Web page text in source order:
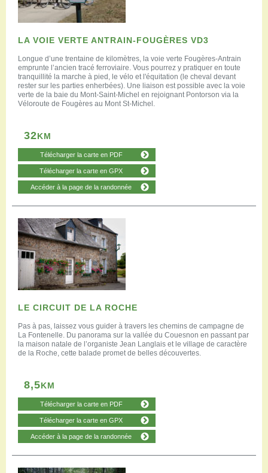
LA VOIE VERTE ANTRAIN-FOUGÈRES VD3
Longue d’une trentaine de kilomètres, la voie verte Fougères-Antrain
emprunte l’ancien tracé ferroviaire. Vous pourrez y pratiquer en toute
tranquillité la marche à pied, le vélo et l'équitation (le cheval devant
rester sur les parties enherbées). Une liaison est possible avec la voie
verte de la baie du Mont-Saint-Michel en rejoignant Pontorson via la
Véloroute de Fougères au Mont St-Michel.
32KM
Télécharger la carte en PDF
Télécharger la carte en GPX
Accéder à la page de la randonnée
LE CIRCUIT DE LA ROCHE
Pas à pas, laissez vous guider à travers les chemins de campagne de
La Fontenelle. Du panorama sur la vallée du Couesnon en passant par
la maison natale de l’organiste Jean Langlais et le village de caractère
de la Roche, cette balade promet de belles découvertes.
8,5KM
Télécharger la carte en PDF
Télécharger la carte en GPX
Accéder à la page de la randonnée